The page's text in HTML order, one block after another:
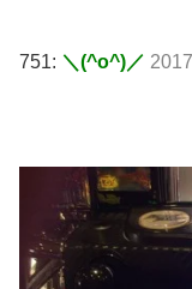
751: ＼(^o^)／